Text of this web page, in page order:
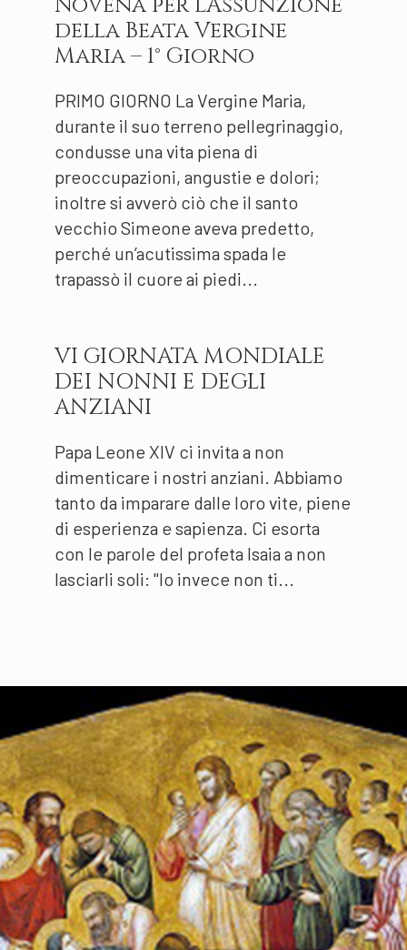
della Beata Vergine
Maria – 1° Giorno
PRIMO GIORNO La Vergine Maria,
durante il suo terreno pellegrinaggio,
condusse una vita piena di
preoccupazioni, angustie e dolori;
inoltre si avverò ciò che il santo
vecchio Simeone aveva predetto,
perché un’acutissima spada le
trapassò il cuore ai piedi...
VI GIORNATA MONDIALE
DEI NONNI E DEGLI
ANZIANI
Papa Leone XIV ci invita a non
dimenticare i nostri anziani. Abbiamo
tanto da imparare dalle loro vite, piene
di esperienza e sapienza. Ci esorta
con le parole del profeta Isaia a non
lasciarli soli: "Io invece non ti...